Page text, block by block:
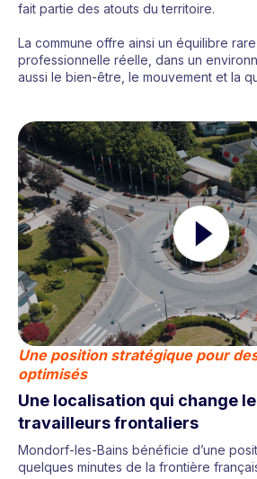
fait partie des atouts du territoire.
La commune offre ainsi un équilibre
professionnelle réelle, dans un
aussi le bien-être, le mouvement et la
Une position stratégique pour
optimisés
Une localisation qui change
travailleurs frontaliers
Mondorf-les-Bains bénéficie d’une
quelques minutes de la frontière